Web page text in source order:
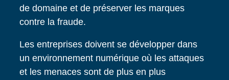
de domaine et de préserver les marques
contre la fraude.
Les entreprises doivent se développer dans
un environnement numérique où les attaques
et les menaces sont de plus en plus